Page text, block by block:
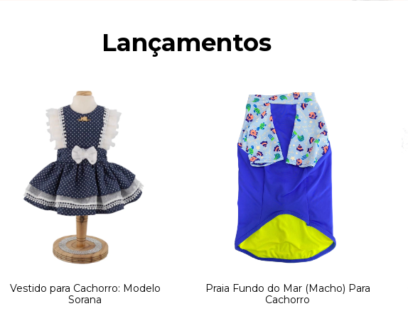
Lançamentos
Vestido para Cachorro: Modelo
Sorana
Praia Fundo do Mar (Macho) Para
Cachorro